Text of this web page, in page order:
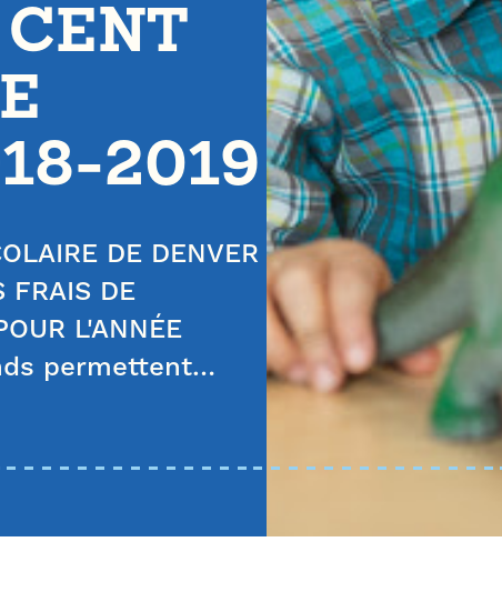
CENT
2019
DE DENVER
FRAIS DE
L'ANNÉE
permettent…